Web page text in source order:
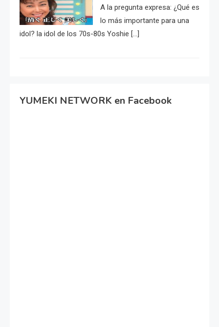
A la pregunta expresa: ¿Qué es
lo más importante para una
idol? la idol de los 70s-80s Yoshie […]
YUMEKI NETWORK en Facebook